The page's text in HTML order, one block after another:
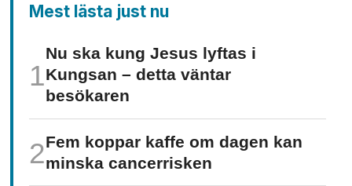
Mest lästa just nu
Nu ska kung Jesus lyftas i
Kungsan – detta väntar
besökaren
Fem koppar kaffe om dagen kan
minska cancer­risken